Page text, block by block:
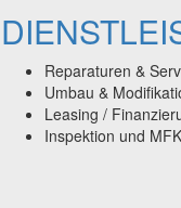
Reparaturen &
Umbau &
Leasing /
Inspektion und